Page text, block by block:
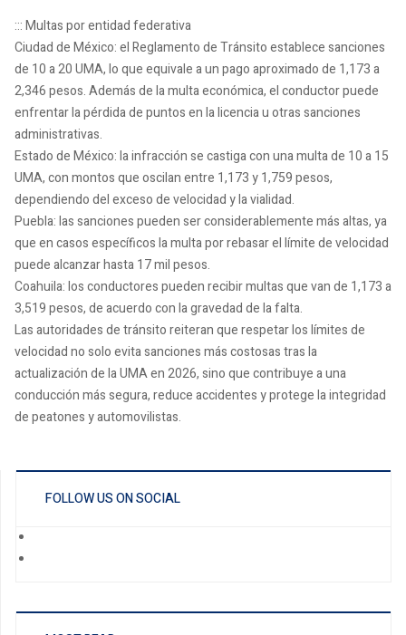
::: Multas por entidad federativa
Ciudad de México: el Reglamento de Tránsito establece sanciones
de 10 a 20 UMA, lo que equivale a un pago aproximado de 1,173 a
2,346 pesos. Además de la multa económica, el conductor puede
enfrentar la pérdida de puntos en la licencia u otras sanciones
administrativas.
Estado de México: la infracción se castiga con una multa de 10 a 15
UMA, con montos que oscilan entre 1,173 y 1,759 pesos,
dependiendo del exceso de velocidad y la vialidad.
Puebla: las sanciones pueden ser considerablemente más altas, ya
que en casos específicos la multa por rebasar el límite de velocidad
puede alcanzar hasta 17 mil pesos.
Coahuila: los conductores pueden recibir multas que van de 1,173 a
3,519 pesos, de acuerdo con la gravedad de la falta.
Las autoridades de tránsito reiteran que respetar los límites de
velocidad no solo evita sanciones más costosas tras la
actualización de la UMA en 2026, sino que contribuye a una
conducción más segura, reduce accidentes y protege la integridad
de peatones y automovilistas.
FOLLOW US ON SOCIAL